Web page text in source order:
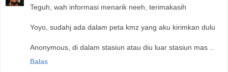
Teguh, wah informasi menarik neeh, terimakasih
Yoyo, sudahj ada dalam peta kmz yang aku kirimkan dulu
Anonymous, di dalam stasiun atau diu luar stasiun mas ..
Balas